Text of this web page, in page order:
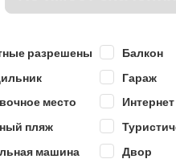
разрешены Балкон
Гараж
место Интернет
пляж
машина Двор